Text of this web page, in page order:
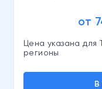
от
Цена указана для
регионы
В